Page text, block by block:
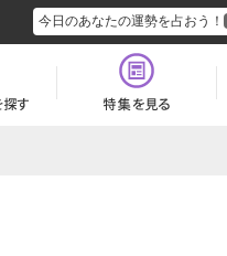
今日のあなたの運勢を占おう！